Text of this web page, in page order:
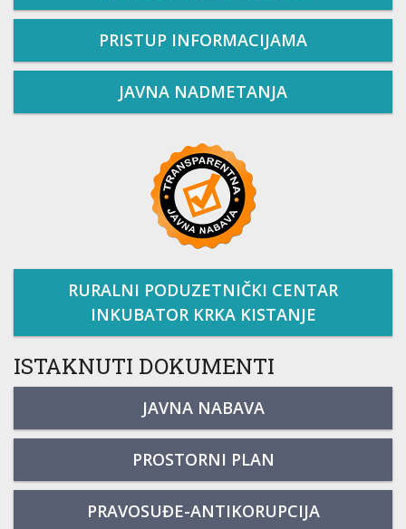
PRISTUP INFORMACIJAMA
JAVNA NADMETANJA
RURALNI PODUZETNIČKI CENTAR
INKUBATOR KRKA KISTANJE
ISTAKNUTI DOKUMENTI
JAVNA NABAVA
PROSTORNI PLAN
PRAVOSUĐE-ANTIKORUPCIJA